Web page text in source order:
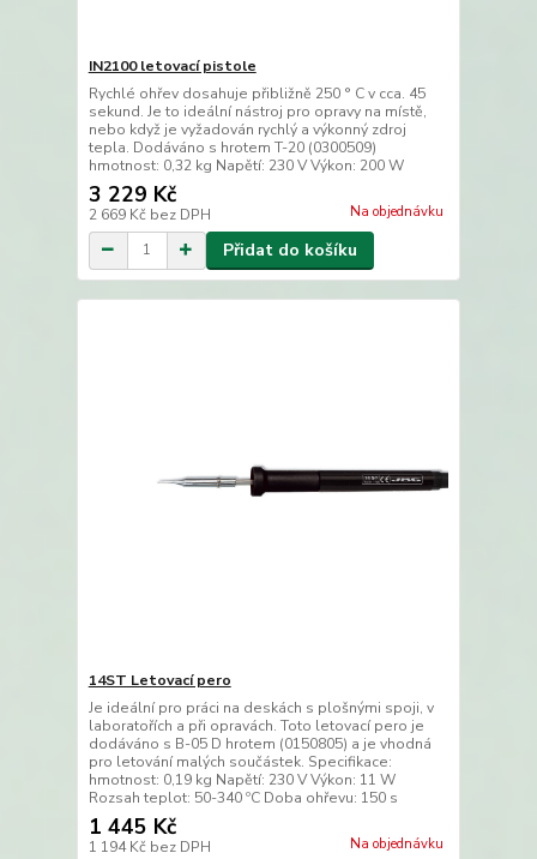
IN2100 letovací pistole
Rychlé ohřev dosahuje přibližně 250 ° C v cca. 45
sekund. Je to ideální nástroj pro opravy na místě,
nebo když je vyžadován rychlý a výkonný zdroj
tepla. Dodáváno s hrotem T-20 (0300509)
hmotnost: 0,32 kg Napětí: 230 V Výkon: 200 W
3 229 Kč
2 669 Kč bez DPH Na objednávku
Přidat do košíku
14ST Letovací pero
Je ideální pro práci na deskách s plošnými spoji, v
laboratořích a při opravách. Toto letovací pero je
dodáváno s B-05 D hrotem (0150805) a je vhodná
pro letování malých součástek. Specifikace:
hmotnost: 0,19 kg Napětí: 230 V Výkon: 11 W
Rozsah teplot: 50-340 ºC Doba ohřevu: 150 s
1 445 Kč
1 194 Kč bez DPH Na objednávku